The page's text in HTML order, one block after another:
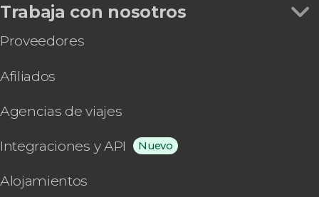
Trabaja con nosotros
Proveedores
Afiliados
Agencias de viajes
Integraciones y API Nuevo
Alojamientos